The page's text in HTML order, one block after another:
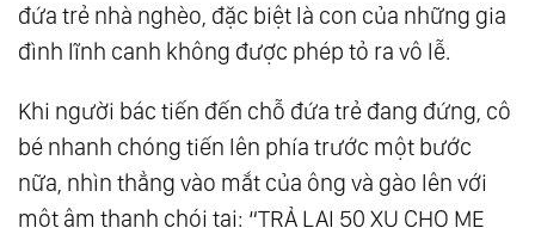
đứa trẻ nhà nghèo, đặc biệt là con của những gia
đình lĩnh canh không được phép tỏ ra vô lễ.
Khi người bác tiến đến chỗ đứa trẻ đang đứng, cô
bé nhanh chóng tiến lên phía trước một bước
nữa, nhìn thẳng vào mắt của ông và gào lên với
một âm thanh chói tai: “TRẢ LẠI 50 XU CHO MẸ